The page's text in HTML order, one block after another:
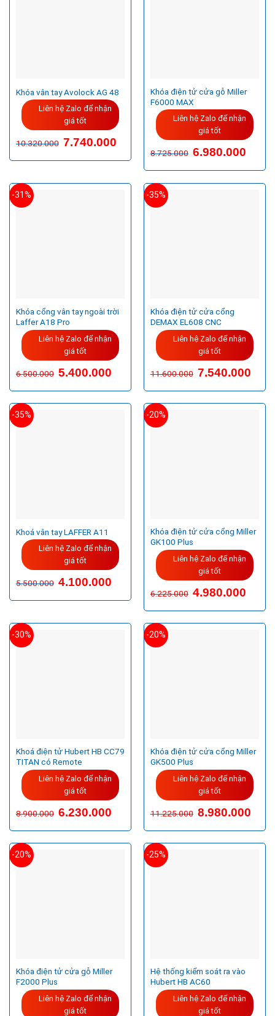
Khóa vân tay Avolock AG 48
Liên hệ Zalo để nhận
giá tốt
10.320.000 Giá
gốc
10.320.000VND.
7.740.000Giá
hiện
là:
7.740.000VND.
Khóa điện tử cửa gỗ Miller
F6000 MAX
Liên hệ Zalo để nhận
giá tốt
8.725.000 Giá
gốc
8.725.000VND.
6.980.000Giá
hiện
là:
-31%
Khóa cổng vân tay ngoài trời
Laffer A18 Pro
Liên hệ Zalo để nhận
giá tốt
6.500.000 5.400.000
-35%
Khóa điện tử cửa cổng
DEMAX EL608 CNC
Liên hệ Zalo để nhận
giá tốt
11.600.000 7.540.000
-35%
Khoá vân tay LAFFER A11
Liên hệ Zalo để nhận
giá tốt
5.500.000 4.100.000
-20%
Khóa điện tử cửa cổng Miller
GK100 Plus
Liên hệ Zalo để nhận
giá tốt
6.225.000 Giá
gốc
6.225.000VND.
4.980.000Giá
hiện
là:
-30%
Khoá điện tử Hubert HB CC79
TITAN có Remote
Liên hệ Zalo để nhận
giá tốt
8.900.000 Giá
gốc
8.900.000VND.
6.230.000Giá
hiện
là:
6.230.000VND.
-20%
Khóa điện tử cửa cổng Miller
GK500 Plus
Liên hệ Zalo để nhận
giá tốt
11.225.000 Giá
gốc
11.225.000VND.
8.980.000Giá
hiện
là:
-20%
Khóa điện tử cửa gỗ Miller
F2000 Plus
Liên hệ Zalo để nhận
giá tốt
-25%
Hệ thống kiểm soát ra vào
Hubert HB AC60
Liên hệ Zalo để nhận
giá tốt